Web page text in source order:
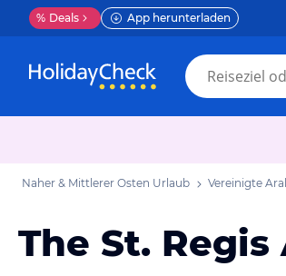
% Deals App herunterladen
Naher & Mittlerer Osten Urlaub Vereinigte
The St.